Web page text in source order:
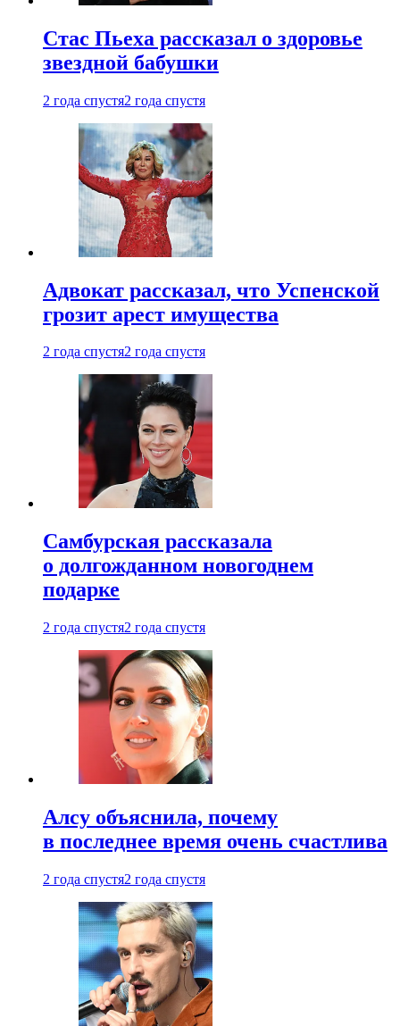
Стас Пьеха рассказал о здоровье
звездной бабушки
2 года спустя2 года спустя
Адвокат рассказал, что Успенской
грозит арест имущества
2 года спустя2 года спустя
Самбурская рассказала
о долгожданном новогоднем
подарке
2 года спустя2 года спустя
Алсу объяснила, почему
в последнее время очень счастлива
2 года спустя2 года спустя